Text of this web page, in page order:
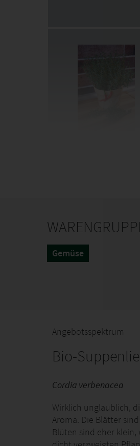
Gemüse
Angebotsspektrum
Bio-
Cordia verbenacea
Wirklich unglaublich,
Aroma. Die Blätter
Blüten sind eher